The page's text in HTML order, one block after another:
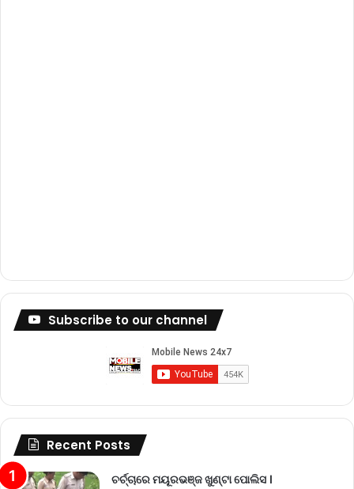
Subscribe to our channel
Recent Posts
ଚର୍ଚ୍ଚାରେ ମୟୂରଭଞ୍ଜ ଖୁଣ୍ଟା ପୋଲିସ ।